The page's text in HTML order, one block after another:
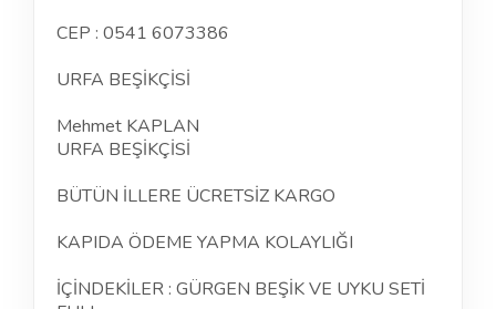
CEP : 0541 6073386
URFA BEŞİKÇİSİ
Mehmet KAPLAN
URFA BEŞİKÇİSİ
BÜTÜN İLLERE ÜCRETSİZ KARGO
KAPIDA ÖDEME YAPMA KOLAYLIĞI
İÇİNDEKİLER : GÜRGEN BEŞİK VE UYKU SETİ